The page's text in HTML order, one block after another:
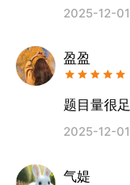
2025-12-01
盈盈
题目量很
2025-12-01
气媞